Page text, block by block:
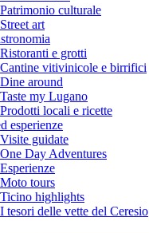
Patrimonio culturale
Street art
Ristoranti e grotti
Cantine vitivinicole e birrifici
Dine around
Taste my Lugano
Prodotti locali e ricette
esperienze
Visite guidate
One Day Adventures
Esperienze
Moto tours
Ticino highlights
I tesori delle vette del Ceresio